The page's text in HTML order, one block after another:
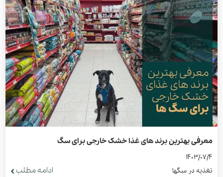
معرفی بهترین برند های غذا خشک خارجی برای سگ
1403/07/4
تغذیه در سگها
ادامه مطلب